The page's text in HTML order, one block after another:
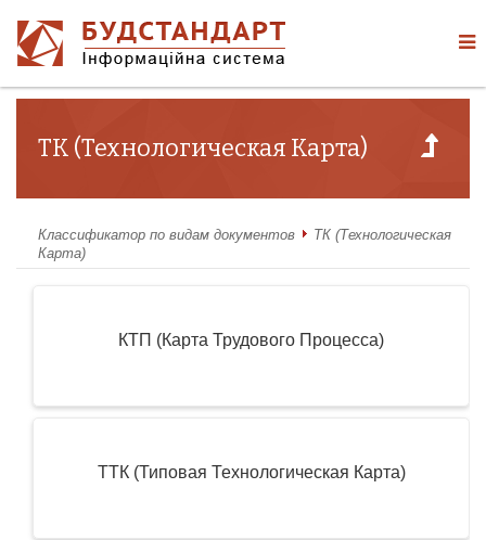
ТК (Технологическая Карта)
Классификатор по видам документов
ТК (Технологическая
Карта)
КТП (Карта Трудового Процесса)
ТТК (Типовая Технологическая Карта)